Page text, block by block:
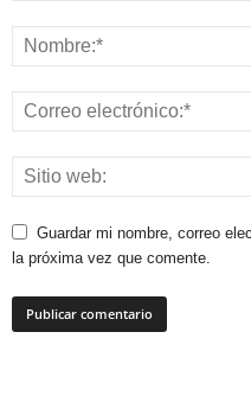
Guardar mi nombre, correo
la próxima vez que comente.